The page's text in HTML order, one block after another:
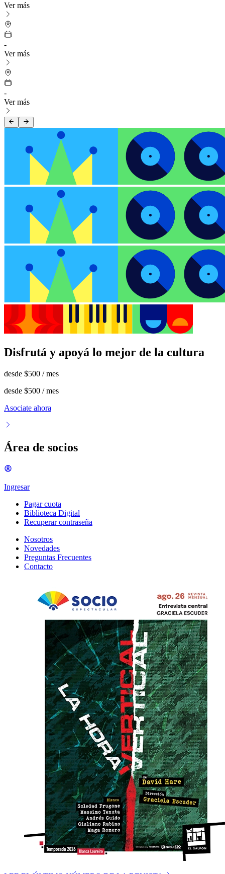
Ver más
-
Ver más
-
Ver más
Disfrutá y apoyá lo mejor de la cultura
desde $500 / mes
desde $500 / mes
Asociate ahora
Área de socios
Ingresar
Pagar cuota
Biblioteca Digital
Recuperar contraseña
Nosotros
Novedades
Preguntas Frecuentes
Contacto